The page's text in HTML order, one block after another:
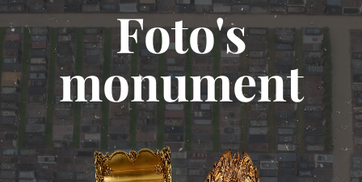
Foto's
monument